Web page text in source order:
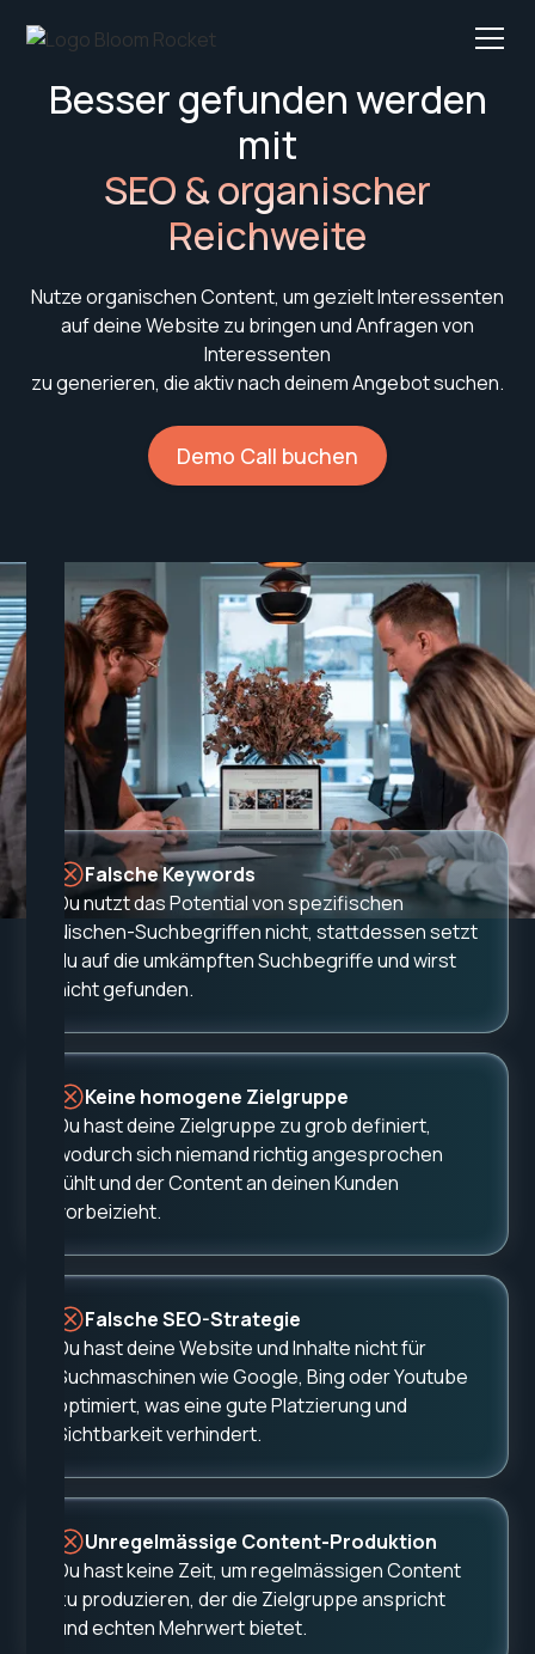
Besser gefunden werden
mit
SEO & organischer
Reichweite
Nutze organischen Content, um gezielt Interessenten
auf deine Website zu bringen und Anfragen von
Interessenten
zu generieren, die aktiv nach deinem Angebot suchen.
Demo Call buchen
Diemeisten Tech-Unternehmen
generieren kaum Inbound-
Anfragen, weil sie folgende Fehler
machen
Falsche Keywords
Du nutzt das Potential von spezifischen
Nischen-Suchbegriffen nicht, stattdessen setzt
du auf die umkämpften Suchbegriffe und wirst
nicht gefunden.
Keine homogene Zielgruppe
Du hast deine Zielgruppe zu grob definiert,
wodurch sich niemand richtig angesprochen
fühlt und der Content an deinen Kunden
vorbeizieht.
Falsche SEO-Strategie
Du hast deine Website und Inhalte nicht für
Suchmaschinen wie Google, Bing oder Youtube
optimiert, was eine gute Platzierung und
Sichtbarkeit verhindert.
Unregelmässige Content-Produktion
Du hast keine Zeit, um regelmässigen Content
zu produzieren, der die Zielgruppe anspricht
und echten Mehrwert bietet.